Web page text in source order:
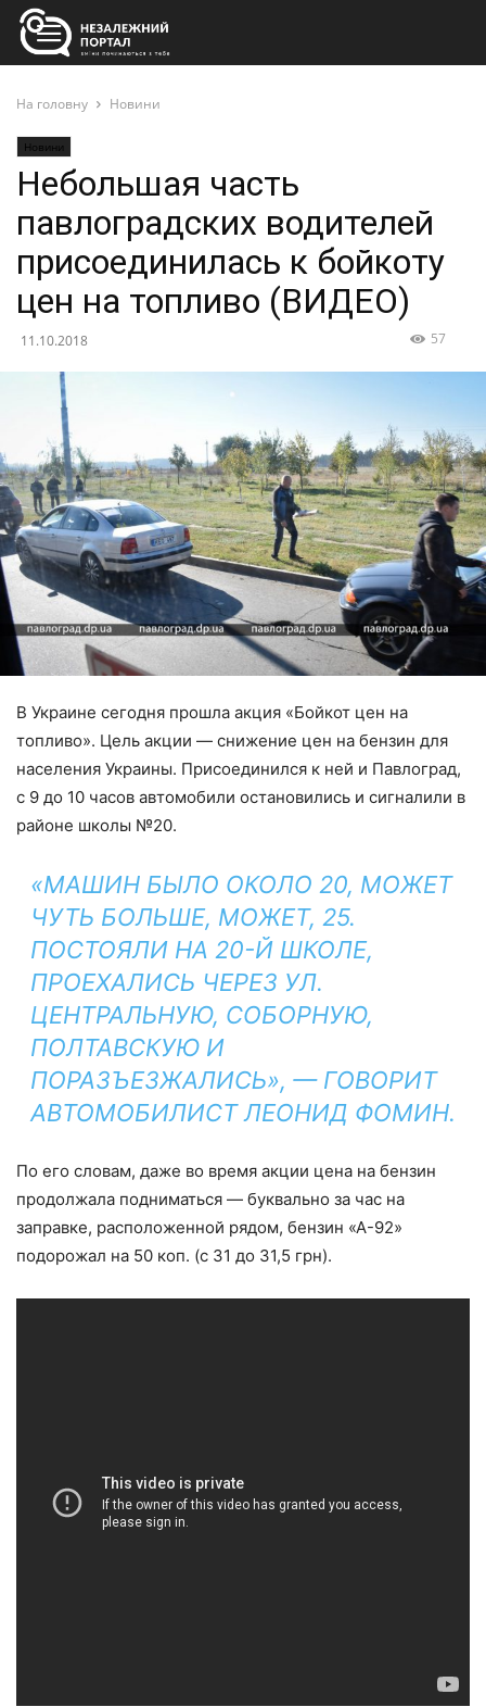
На головну Новини
Новини
Небольшая часть
павлоградских водителей
присоединилась к бойкоту
цен на топливо (ВИДЕО)
11.10.2018 57
В Украине сегодня прошла акция «Бойкот цен на
топливо». Цель акции — снижение цен на бензин для
населения Украины. Присоединился к ней и Павлоград,
с 9 до 10 часов автомобили остановились и сигналили в
районе школы №20.
«МАШИН БЫЛО ОКОЛО 20, МОЖЕТ
ЧУТЬ БОЛЬШЕ, МОЖЕТ, 25.
ПОСТОЯЛИ НА 20-Й ШКОЛЕ,
ПРОЕХАЛИСЬ ЧЕРЕЗ УЛ.
ЦЕНТРАЛЬНУЮ, СОБОРНУЮ,
ПОЛТАВСКУЮ И
ПОРАЗЪЕЗЖАЛИСЬ», — ГОВОРИТ
АВТОМОБИЛИСТ ЛЕОНИД ФОМИН.
По его словам, даже во время акции цена на бензин
продолжала подниматься — буквально за час на
заправке, расположенной рядом, бензин «А-92»
подорожал на 50 коп. (с 31 до 31,5 грн).